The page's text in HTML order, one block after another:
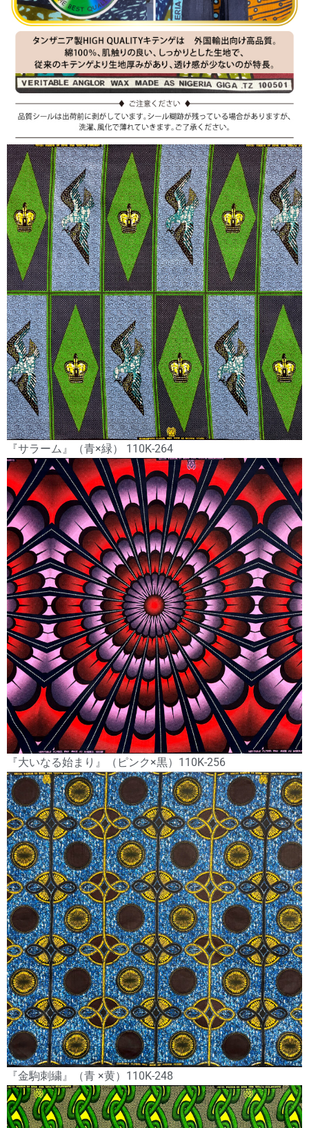
『サラーム』（青×緑） 110K-264
『大いなる始まり』（ピンク×黒）110K-256
『金駒刺繍』（青 ×黄）110K-248